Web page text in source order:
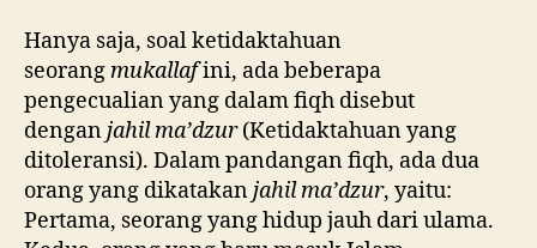
Hanya saja, soal ketidaktahuan
seorangmukallafini, ada beberapa
pengecualian yang dalam fiqh disebut
denganjahil ma’dzur(Ketidaktahuan yang
ditoleransi). Dalam pandangan fiqh, ada dua
orang yang dikatakanjahil ma’dzur, yaitu:
Pertama, seorang yang hidup jauh dari ulama.